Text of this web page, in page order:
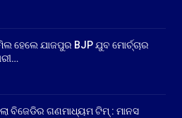
ହେଲେ ଯାଜପୁର BJP ଯୁବ ମୋର୍ଚ୍ଚାର
ବିଜେଡିର ଗଣମାଧ୍ୟମ ଟିମ୍ : ମାନସ